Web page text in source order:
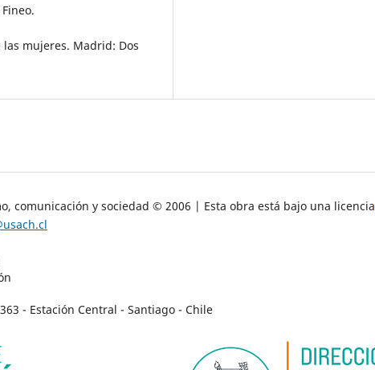
las mujeres. Madrid: Dos
comunicación y sociedad © 2006 | Esta obra está bajo una licencia
- Estación Central - Santiago - Chile